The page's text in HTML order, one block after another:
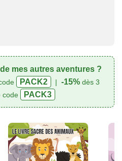
mes autres aventures ?
PACK2 | -15%dès 3
code
PACK3